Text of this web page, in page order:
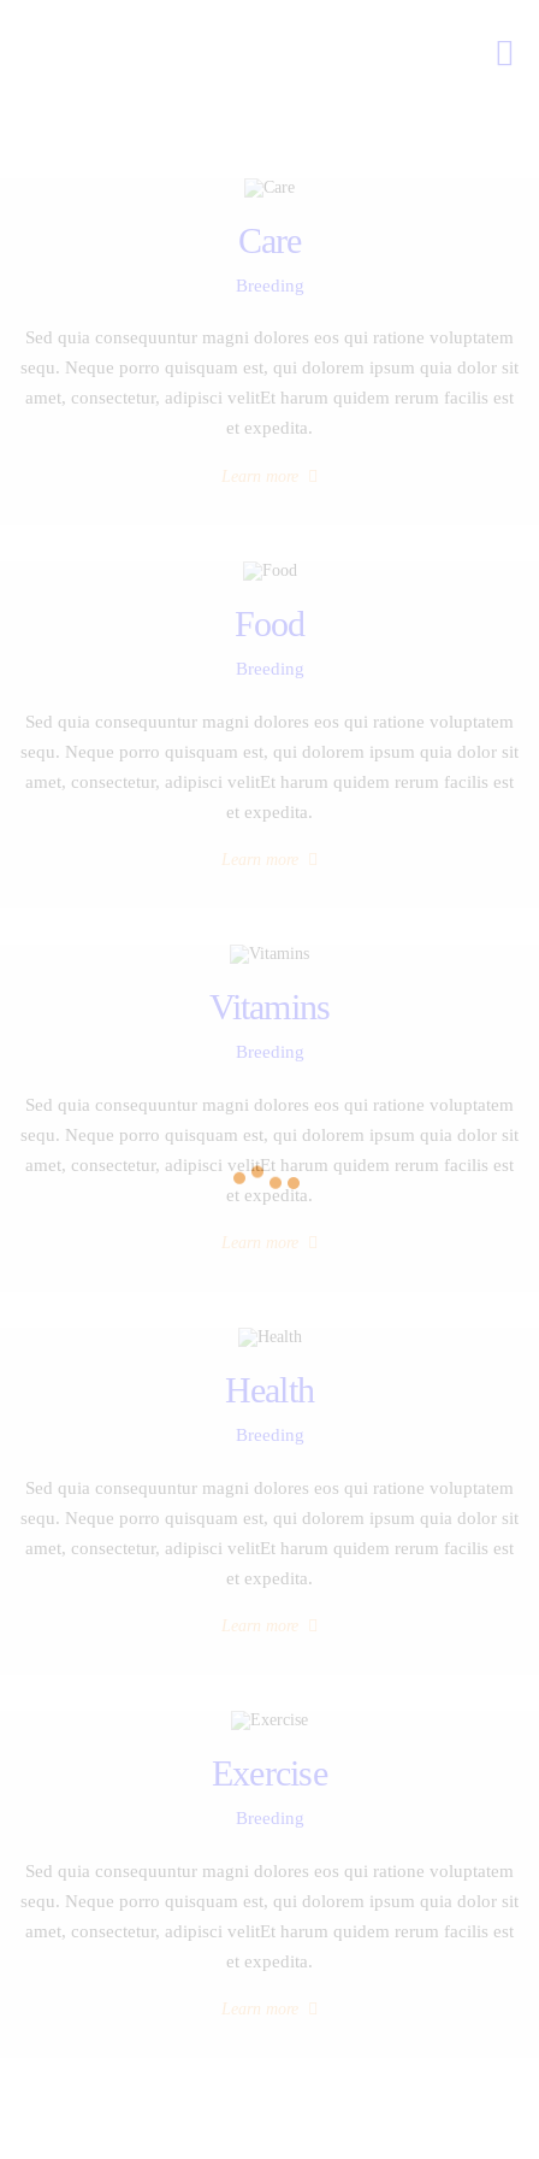
Care
Breeding
Sed quia consequuntur magni dolores eos qui ratione voluptatem
sequ. Neque porro quisquam est, qui dolorem ipsum quia dolor sit
amet, consectetur, adipisci velitEt harum quidem rerum facilis est
et expedita.
Learn more
Food
Breeding
Sed quia consequuntur magni dolores eos qui ratione voluptatem
sequ. Neque porro quisquam est, qui dolorem ipsum quia dolor sit
amet, consectetur, adipisci velitEt harum quidem rerum facilis est
et expedita.
Learn more
Vitamins
Breeding
Sed quia consequuntur magni dolores eos qui ratione voluptatem
sequ. Neque porro quisquam est, qui dolorem ipsum quia dolor sit
amet, consectetur, adipisci velitEt harum quidem rerum facilis est
et expedita.
Learn more
Health
Breeding
Sed quia consequuntur magni dolores eos qui ratione voluptatem
sequ. Neque porro quisquam est, qui dolorem ipsum quia dolor sit
amet, consectetur, adipisci velitEt harum quidem rerum facilis est
et expedita.
Learn more
Exercise
Breeding
Sed quia consequuntur magni dolores eos qui ratione voluptatem
sequ. Neque porro quisquam est, qui dolorem ipsum quia dolor sit
amet, consectetur, adipisci velitEt harum quidem rerum facilis est
et expedita.
Learn more